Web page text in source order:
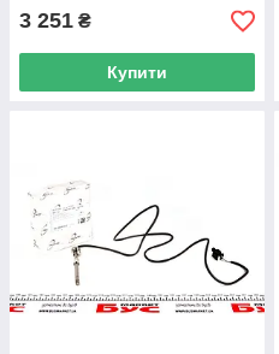
3 251 ₴
Купити